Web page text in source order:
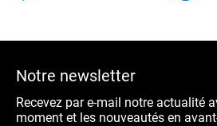
Notre newsletter
Recevez par e-mail notre actualité
moment et les nouveautés en